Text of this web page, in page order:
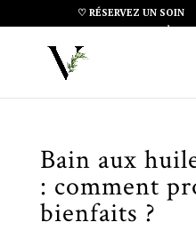
♡ RÉSERVEZ UN SOIN
Bain aux
: comment
bienfaits ?